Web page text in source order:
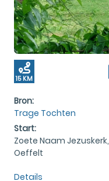
15 KM
Bron:
Trage Tochten
Start:
Zoete Naam Jezuskerk,
Oeffelt
Details